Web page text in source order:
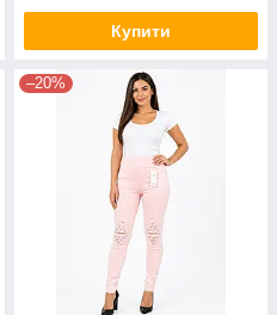
Купити
–20%